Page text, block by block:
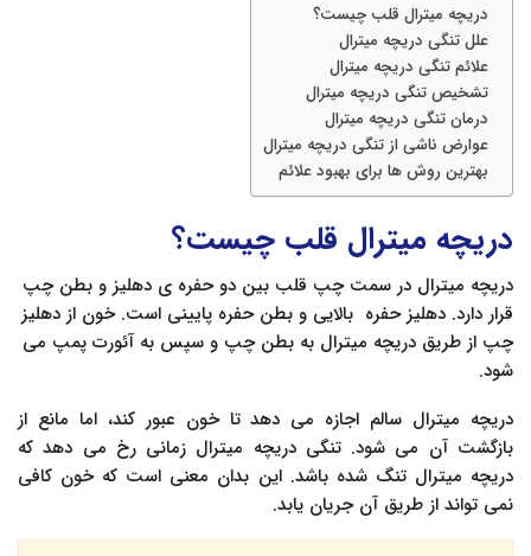
دریچه میترال قلب چیست؟
علل تنگی دریچه میترال
علائم تنگی دریچه میترال
تشخیص تنگی دریچه میترال
درمان تنگی دریچه میترال
عوارض ناشی از تنگی دریچه میترال
بهترین روش ها برای بهبود علائم
دریچه میترال قلب چیست؟
دریچه میترال در سمت چپ قلب بین دو حفره ی دهلیز و بطن چپ
قرار دارد. دهلیز حفره بالایی و بطن حفره پایینی است. خون از دهلیز
چپ از طریق دریچه میترال به بطن چپ و سپس به آئورت پمپ می
شود.
دریچه میترال سالم اجازه می دهد تا خون عبور کند، اما مانع از
بازگشت آن می شود. تنگی دریچه میترال زمانی رخ می دهد که
دریچه میترال تنگ شده باشد. این بدان معنی است که خون کافی
نمی تواند از طریق آن جریان یابد.